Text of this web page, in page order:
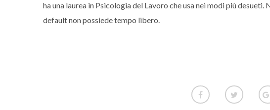
ha una laurea in Psicologia del Lavoro che usa nei modi più
default non possiede tempo libero.